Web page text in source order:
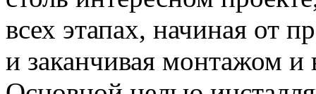
всех этапах, начиная от
и заканчивая монтажом и